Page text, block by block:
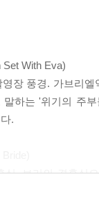
With Eva)
장 풍경. 가브리
하는 '위기의 주
.
식. 브리의 결혼식